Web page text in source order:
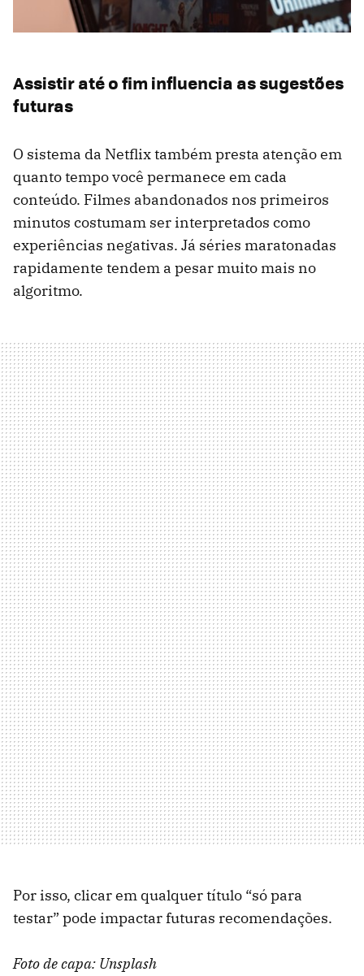
Assistir até o fim influencia as sugestões
futuras
O sistema da Netflix também presta atenção em
quanto tempo você permanece em cada
conteúdo. Filmes abandonados nos primeiros
minutos costumam ser interpretados como
experiências negativas. Já séries maratonadas
rapidamente tendem a pesar muito mais no
algoritmo.
Por isso, clicar em qualquer título “só para
testar” pode impactar futuras recomendações.
Foto de capa: Unsplash